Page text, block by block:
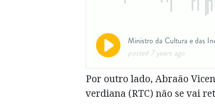
Por outro lado, Abraão
verdiana (RTC) não se vai